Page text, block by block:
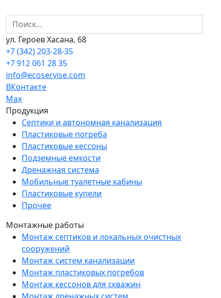
ул. Героев Хасана, 68
+7 (342) 203-28-35
+7 912 061 28 35
info@ecoservise.com
ВКонтакте
Мах
Продукция
Септики и автономная канализация
Пластиковые погреба
Пластиковые кессоны
Подземные емкости
Дренажная система
Мобильные туалетные кабины
Пластиковые купели
Прочее
Монтажные работы
Монтаж септиков и локальных очистных
сооружений
Монтаж систем канализации
Монтаж пластиковых погребов
Монтаж кессонов для скважин